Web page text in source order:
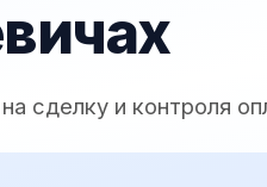
сделку и контроля